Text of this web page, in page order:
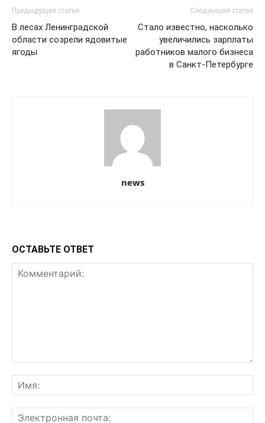
Предыдущая статья
В лесах Ленинградской
области созрели ядовитые
ягоды
Следующая статья
Стало известно, насколько
увеличились зарплаты
работников малого бизнеса
в Санкт-Петербурге
news
ОСТАВЬТЕ ОТВЕТ